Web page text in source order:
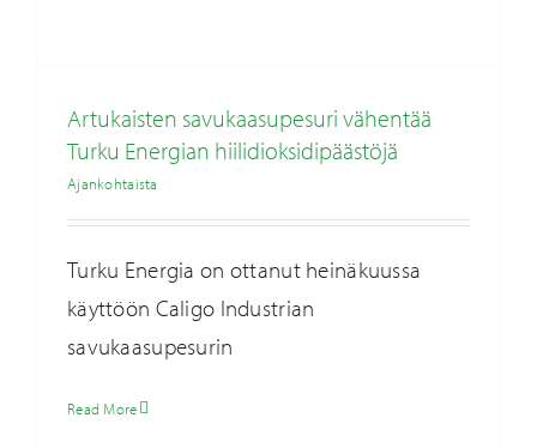
Artukaisten savukaasupesuri vähentää
Turku Energian hiilidioksidipäästöjä
Ajankohtaista
Turku Energia on ottanut heinäkuussa
käyttöön Caligo Industrian
savukaasupesurin
Read More
Rauhallista joulua ja menestyksekästä uutta